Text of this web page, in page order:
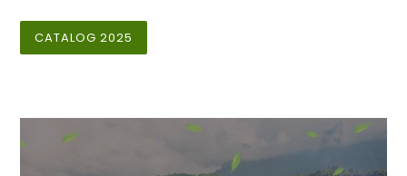
CATALOG 2025